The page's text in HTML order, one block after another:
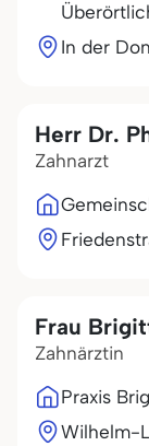
In der
Herr Dr.
Zahnarzt
Frau
Zahnärztin
Praxis
Wilhelm-